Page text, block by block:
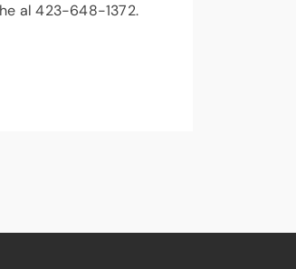
al 423-648-1372.